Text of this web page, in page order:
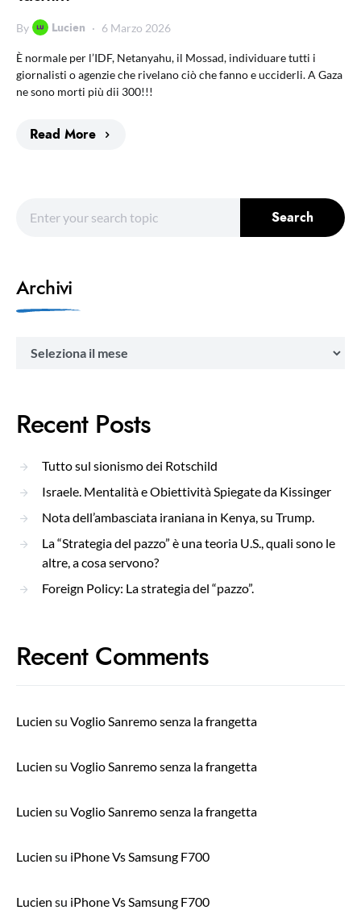
By Lucien 6 Marzo 2026
È normale per l’IDF, Netanyahu, il Mossad, individuare tutti i
giornalisti o agenzie che rivelano ciò che fanno e ucciderli. A Gaza
ne sono morti più dii 300!!!
Read More
Search
Archivi
Recent Posts
Tutto sul sionismo dei Rotschild
Israele. Mentalità e Obiettività Spiegate da Kissinger
Nota dell’ambasciata iraniana in Kenya, su Trump.
La “Strategia del pazzo” è una teoria U.S., quali sono le
altre, a cosa servono?
Foreign Policy: La strategia del “pazzo”.
Recent Comments
Lucien su Voglio Sanremo senza la frangetta
Lucien su Voglio Sanremo senza la frangetta
Lucien su Voglio Sanremo senza la frangetta
Lucien su iPhone Vs Samsung F700
Lucien su iPhone Vs Samsung F700